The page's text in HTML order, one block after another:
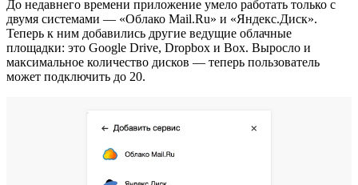
До недавнего времени приложение умело работать только с
двумя системами — «Облако Mail.Ru» и «Яндекс.Диск».
Теперь к ним добавились другие ведущие облачные
площадки: это Google Drive, Dropbox и Box. Выросло и
максимальное количество дисков — теперь пользователь
может подключить до 20.